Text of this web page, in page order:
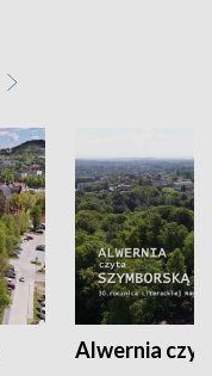
Alwernia